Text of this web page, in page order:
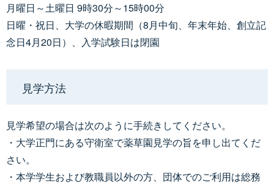
月曜日～土曜日 9時30分～15時00分
日曜・祝日、大学の休暇期間（8月中旬、年末年始、創立記
念日4月20日）、入学試験日は閉園
見学方法
見学希望の場合は次のように手続きしてください。
・大学正門にある守衛室で薬草園見学の旨を申し出てくだ
さい。
・本学学生および教職員以外の方、団体でのご利用は総務